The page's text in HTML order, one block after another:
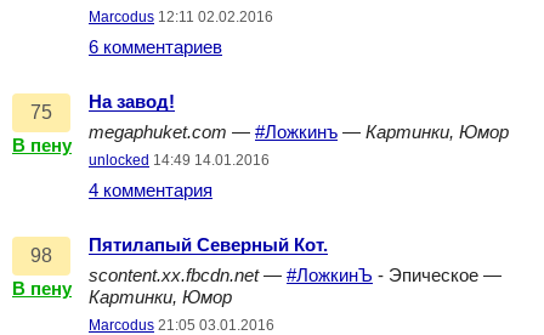
Marcodus 12:11 02.02.2016
6 комментариев
75
В пену
На завод!
megaphuket.com — #Ложкинъ — Картинки, Юмор
unlocked 14:49 14.01.2016
4 комментария
98
В пену
Пятилапый Северный Кот.
scontent.xx.fbcdn.net— #ЛожкинЪ - Эпическое —
Картинки, Юмор
Marcodus 21:05 03.01.2016